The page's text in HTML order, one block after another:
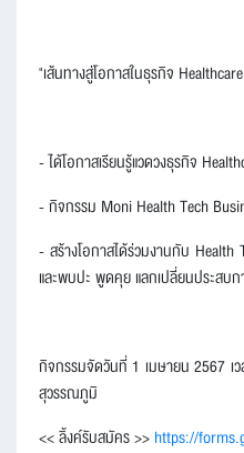
"เส้นทางสู่โอกาสในธุรกิจ
- ได้โอกาสเรียนรู้แวดวงธุรกิจ
- กิจกรรม Moni Health Tech
- สร้างโอกาสได้ร่วมงานกับ Health
และพบปะ พูดคุย แลกเปลี่ยนประส
กิจกรรมจัดวันที่ 1 เมษายน 2567 เ
สุวรรณภูมิ
<< ลิ้งค์รับสมัคร >> https://